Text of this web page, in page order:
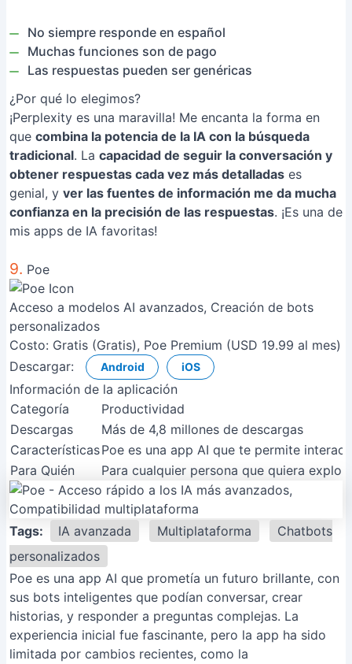
No siempre responde en español
Muchas funciones son de pago
Las respuestas pueden ser genéricas
¿Por qué lo elegimos?
¡Perplexity es una maravilla! Me encanta la forma en
que combina la potencia de la IA con la búsqueda
tradicional. La capacidad de seguir la conversación y
obtener respuestas cada vez más detalladas es
genial, y ver las fuentes de información me da mucha
confianza en la precisión de las respuestas. ¡Es una de
mis apps de IA favoritas!
9. Poe
Acceso a modelos AI avanzados, Creación de bots
personalizados
Costo: Gratis (Gratis), Poe Premium (USD 19.99 al mes)
Descargar:
Android iOS
Información de la aplicación
Categoría
Productividad
Descargas
Más de 4,8 millones de descargas
CaracterísticasPoe es una app AI que te permite
Para Quién
Para cualquier persona que quiera
Tags: IA avanzada Multiplataforma
Chatbots
personalizados
Poe es una app AI que prometía un futuro brillante, con
sus bots inteligentes que podían conversar, crear
historias, y responder a preguntas complejas. La
experiencia inicial fue fascinante, pero la app ha sido
limitada por cambios recientes, como la